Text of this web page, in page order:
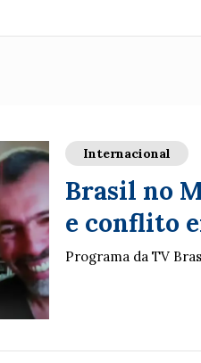
Internacional
Brasil no
e conflito
Programa da TV